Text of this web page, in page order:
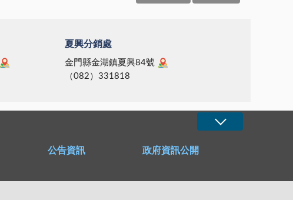
夏興分銷處
金門縣金湖鎮夏興84號
（082）331818
公告資訊 政府資訊公開